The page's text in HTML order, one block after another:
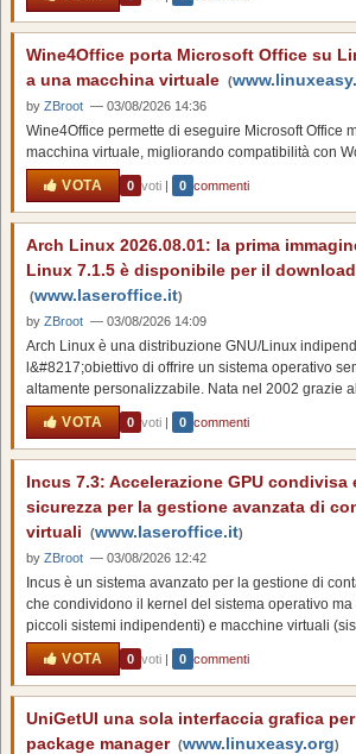
Wine4Office porta Microsoft Office su
a una macchina virtuale (
by ZBroot — 03/08/2026 14:36
Wine4Office permette di eseguire Microsoft Office
macchina virtuale, migliorando compatibilità con
VOTA
0 voti | 0 commenti
Arch Linux 2026.08.01: la prima
Linux 7.1.5 è disponibile per il download
(www.laseroffice.it)
by ZBroot — 03/08/2026 14:09
Arch Linux è una distribuzione GNU/Linux
l&#8217;obiettivo di offrire un sistema operativo
altamente personalizzabile. Nata nel 2002 grazie
VOTA
0 voti | 0 commenti
Incus 7.3: Accelerazione GPU condivisa
sicurezza per la gestione avanzata di
virtuali
(www.laseroffice.it)
by ZBroot — 03/08/2026 12:42
Incus è un sistema avanzato per la gestione di
che condividono il kernel del sistema operativo
piccoli sistemi indipendenti) e macchine virtuali
VOTA
0 voti | 0 commenti
UniGetUI una sola interfaccia grafica
package manager (www.linuxeasy.org)